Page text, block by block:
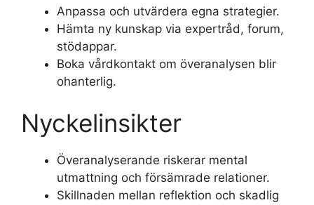
Anpassa och utvärdera egna strategier.
Hämta ny kunskap via expertråd, forum,
stödappar.
Boka vårdkontakt om överanalysen blir
ohanterlig.
Nyckelinsikter
Överanalyserande riskerar mental
utmattning och försämrade relationer.
Skillnaden mellan reflektion och skadlig